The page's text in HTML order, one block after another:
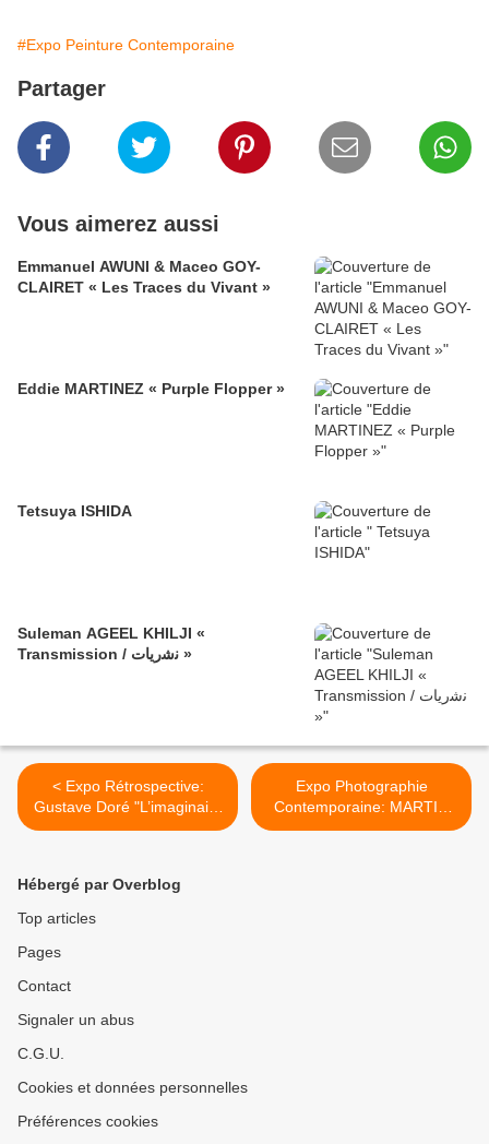
#Expo Peinture Contemporaine
Partager
Vous aimerez aussi
Emmanuel AWUNI & Maceo GOY-
CLAIRET « Les Traces du Vivant »
Eddie MARTINEZ « Purple Flopper »
Tetsuya ISHIDA
Suleman AGEEL KHILJI «
Transmission / ﻧﺷرﯾﺎت »
< Expo Rétrospective:
Gustave Doré "L’imaginaire
au pouvoir"
Expo Photographie
Contemporaine: MARTIN
PARR "PARIS" >
Hébergé par Overblog
Top articles
Pages
Contact
Signaler un abus
C.G.U.
Cookies et données personnelles
Préférences cookies